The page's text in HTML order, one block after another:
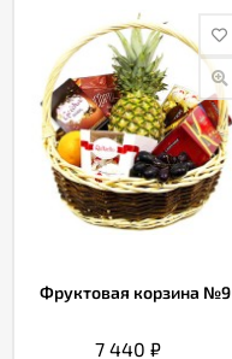
Фруктовая корзина №9
7 440 ₽